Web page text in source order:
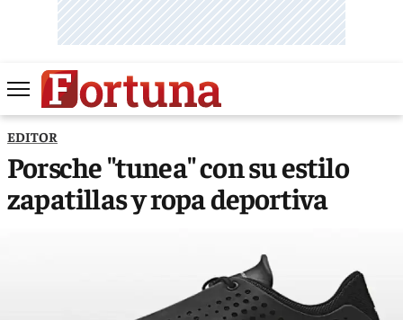
EDITOR
Porsche "tunea" con su estilo
zapatillas y ropa deportiva